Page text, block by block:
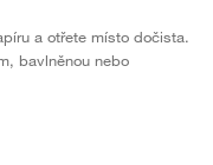
a otřete místo dočista.
bavlněnou nebo